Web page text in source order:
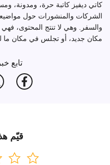
كاتي ديفيز كاتبة حرة، ومدونة،
الشركات والمنشورات حول
والسفر. وهي لا تنتج المحتوى،
مكان جديد، أو تجلس في مكان
تابع
قيّم